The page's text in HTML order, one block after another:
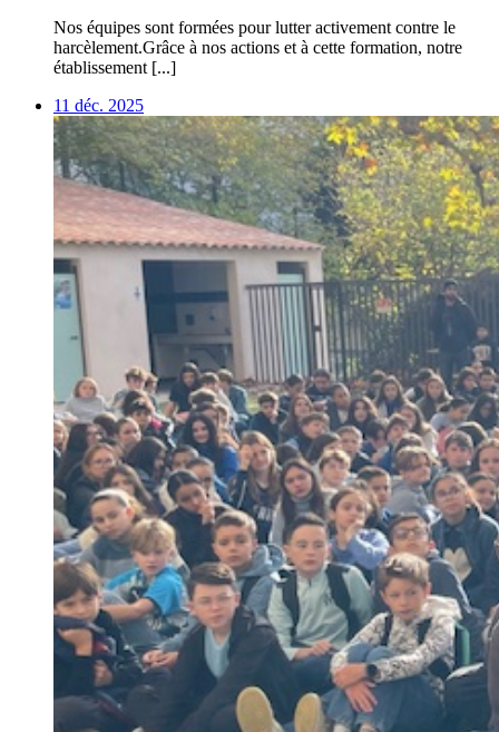
Nos équipes sont formées pour lutter activement contre le
harcèlement.Grâce à nos actions et à cette formation, notre
établissement [...]
11 déc. 2025